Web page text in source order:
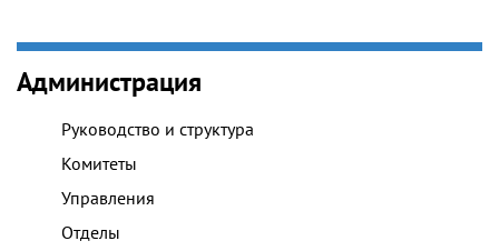
Администрация
Руководство и структура
Комитеты
Управления
Отделы